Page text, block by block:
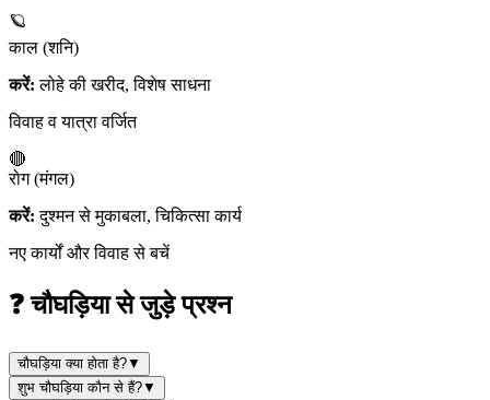
🪐
काल (शनि)
करें:लोहे की खरीद, विशेष साधना
विवाह व यात्रा वर्जित
🔴
रोग (मंगल)
करें:दुश्मन से मुकाबला, चिकित्सा कार्य
नए कार्यों और विवाह से बचें
❓ चौघड़िया से जुड़े प्रश्न
चौघड़िया क्या होता है?▼
शुभ चौघड़िया कौन से हैं?▼